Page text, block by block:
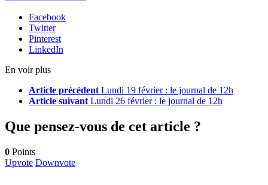
Facebook
Twitter
Pinterest
LinkedIn
En voir plus
Article précédent Lundi 19 février : le journal de 12h
Article suivant Lundi 26 février : le journal de 12h
Que pensez-vous de cet article ?
0 Points
Upvote Downvote